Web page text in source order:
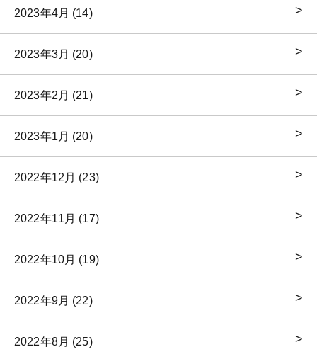
2023年4月 (14)
2023年3月 (20)
2023年2月 (21)
2023年1月 (20)
2022年12月 (23)
2022年11月 (17)
2022年10月 (19)
2022年9月 (22)
2022年8月 (25)